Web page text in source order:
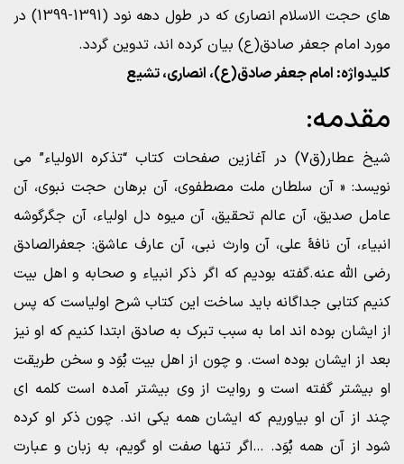
های حجت الاسلام انصاری که در طول دهه نود (1391-1399) در
مورد امام جعفر صادق(ع) بیان کرده اند، تدوین گردد.
کلیدواژه: امام جعفر صادق(ع)، انصاری، تشیع
مقدمه:
شیخ عطار(ق۷) در آغازین صفحات کتاب “تذکره الاولیاء” می
نویسد: « آن سلطان ملت مصطفوی، آن برهان حجت نبوی، آن
عامل صدیق، آن عالم تحقیق، آن میوه دل اولیاء، آن جگرگوشه
انبیاء، آن نافۀ علی، آن وارث نبی، آن عارف عاشق: جعفرالصادق
رضی الله عنه.گفته بودیم که اگر ذکر انبیاء و صحابه و اهل بیت
کنیم کتابی جداگانه باید ساخت این کتاب شرح اولیاست که پس
از ایشان بوده اند اما به سبب تبرک به صادق ابتدا کنیم که او نیز
بعد از ایشان بوده است. و چون از اهل بیت بُوَد و سخن طریقت
او بیشتر گفته است و روایت از وی بیشتر آمده است کلمه ای
چند از آن او بیاوریم که ایشان همه یکی اند. چون ذکر او کرده
شود از آن همه بُوَد. …اگر تنها صفت او گویم، به زبان و عبارت